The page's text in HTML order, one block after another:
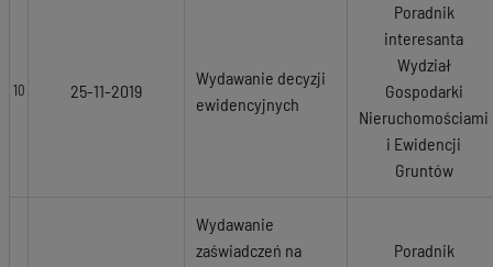
10 25-11-2019
Wydawanie decyzji
ewidencyjnych
Poradnik
interesanta
Wydział
Gospodarki
Nieruchomościami
i Ewidencji
Gruntów
Wydawanie
zaświadczeń na
Poradnik